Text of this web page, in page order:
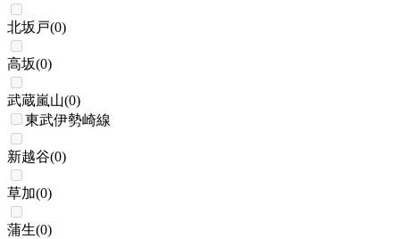
北坂戸(0)
高坂(0)
武蔵嵐山(0)
東武伊勢崎線
新越谷(0)
草加(0)
蒲生(0)